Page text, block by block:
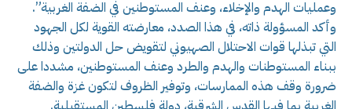
وعمليات الهدم والإخلاء، وعنف المستوطنين في الضفة الغربية”.
وأكد المسؤولة ذاته، في هذا الصدد، معارضته القوية لكل الجهود
التي تبذلها قوات الاحتلال الصهيوني لتقويض حل الدولتين وذلك
ببناء المستوطنات والهدم والطرد وعنف المستوطنين، مشددا على
ضرورة وقف هذه الممارسات، وتوفير الظروف لتكون غزة والضفة